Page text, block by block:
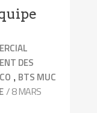
DES
, BTS MUC
/ 8 MARS